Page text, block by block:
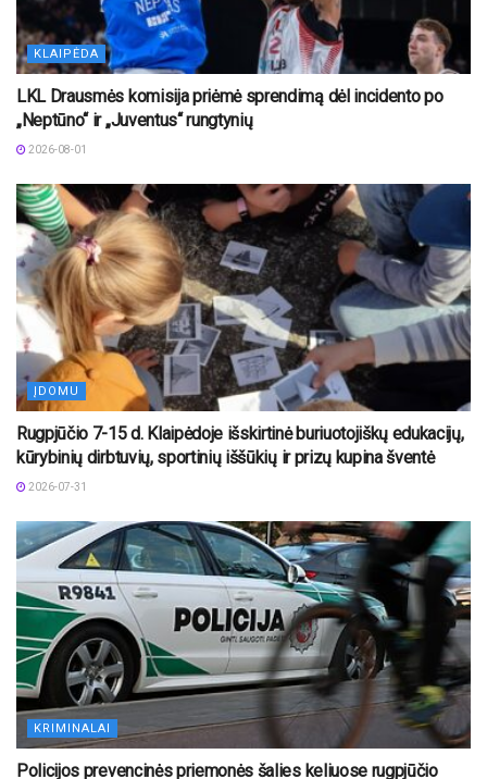
KLAIPĖDA
LKL Drausmės komisija priėmė sprendimą dėl incidento po
„Neptūno“ ir „Juventus“ rungtynių
2026-08-01
ĮDOMU
Rugpjūčio 7-15 d. Klaipėdoje išskirtinė buriuotojiškų edukacijų,
kūrybinių dirbtuvių, sportinių iššūkių ir prizų kupina šventė
2026-07-31
KRIMINALAI
Policijos prevencinės priemonės šalies keliuose rugpjūčio